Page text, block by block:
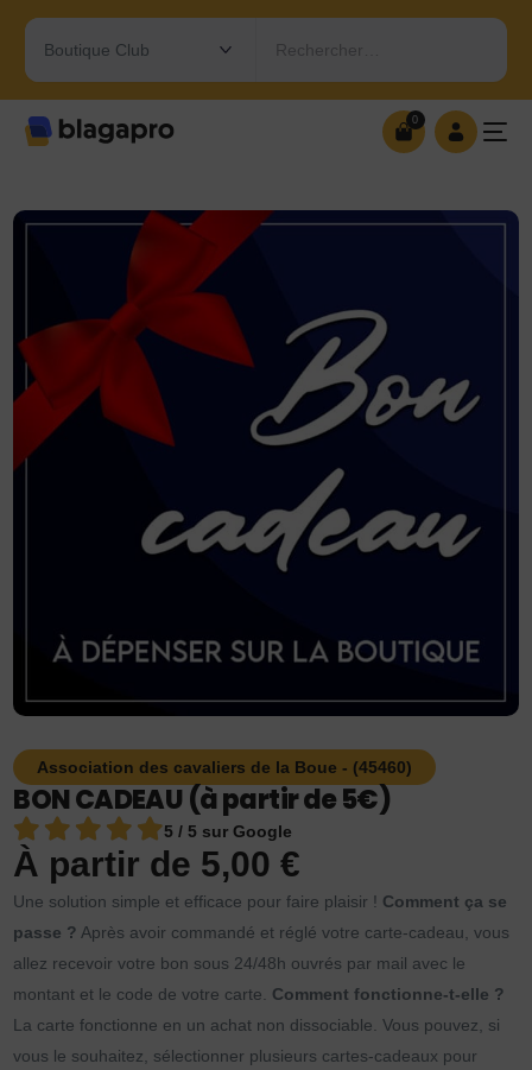
Rechercher…
0
Association des cavaliers de la Boue - (45460)
BON CADEAU (à partir de 5€)
5 / 5 sur Google
À partir de 5,00€
Une solution simple et efficace pour faire plaisir ! Comment ça se
passe ? Après avoir commandé et réglé votre carte-cadeau, vous
allez recevoir votre bon sous 24/48h ouvrés par mail avec le
montant et le code de votre carte. Comment fonctionne-t-elle ?
La carte fonctionne en un achat non dissociable. Vous pouvez, si
vous le souhaitez, sélectionner plusieurs cartes-cadeaux pour